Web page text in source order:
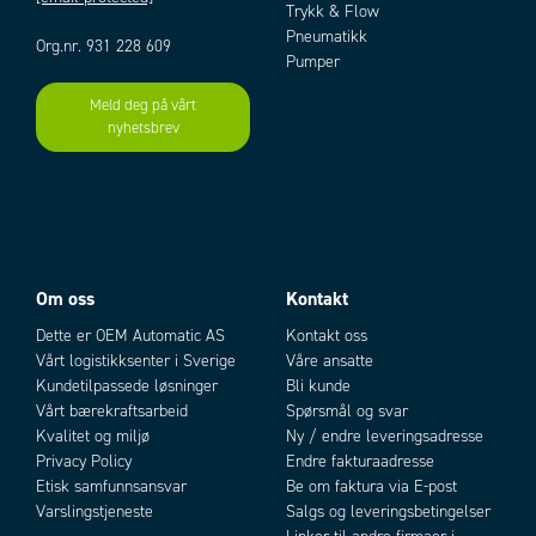
Aluminium, POM, Rustfritt stål
Materiale kortslutningsring
Rustfritt stål
Materiale tetninger
Medie
Montering
Temperaturområde til 60 °C
Trykk maks. 10 bar
Vekt 0,84 kg
Add to existing cart row
Org.nr. 931 228 609
Meld deg på vårt
nyhetsbrev
Trykk & Flow
Pneumatikk
Pumper
Om oss
Dette er OEM Automatic AS
Vårt logistikksenter i Sverige
Kundetilpassede løsninger
Vårt bærekraftsarbeid
Kvalitet og miljø
Privacy Policy
Etisk samfunnsansvar
Varslingstjeneste
Kontakt
Kontakt oss
Våre ansatte
Bli kunde
Spørsmål og svar
Ny / endre leveringsadresse
Endre fakturaadresse
Be om faktura via E-post
Salgs og leveringsbetingelser